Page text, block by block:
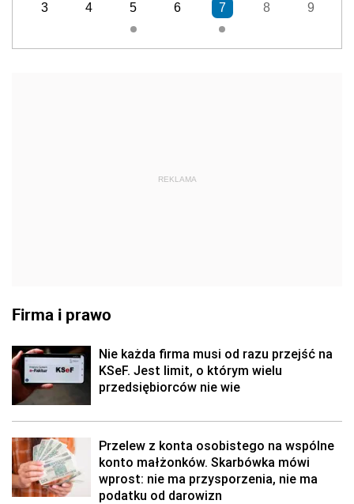
3 4 5 6 7 8 9
REKLAMA
Firma i prawo
Nie każda firma musi od razu przejść na
KSeF. Jest limit, o którym wielu
przedsiębiorców nie wie
Przelew z konta osobistego na wspólne
konto małżonków. Skarbówka mówi
wprost: nie ma przysporzenia, nie ma
podatku od darowizn